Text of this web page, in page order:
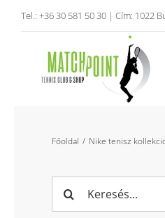
KihagyásTel.: +36 30 581 50 30 | Cím: 1022
Főoldal Nike tenisz